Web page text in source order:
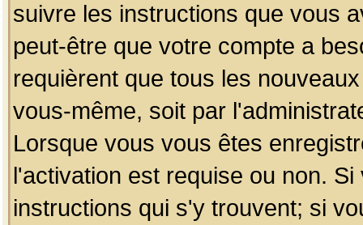
suivre les instructions que vous
peut-être que votre compte a
requièrent que tous les
vous-même, soit par
Lorsque vous vous êtes
l'activation est requise ou non.
instructions qui s'y trouvent; si